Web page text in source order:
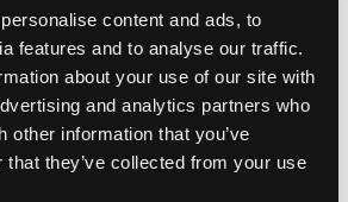
content and ads, to
features and to analyse our traffic.
about your use of our site with
and analytics partners who
other information that you’ve
that they’ve collected from your use
crema y fruta: Extiende ⅓ de
batida uniformemente sobre
graham. Acomoda una
rebanadas delgadas de mango
crema.
Coloca una segunda capa de
seguida de otra capa de crema y